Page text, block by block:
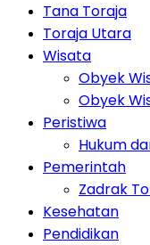
Tana Toraja
Toraja Utara
Wisata
Obyek
Obyek
Peristiwa
Hukum
Pemerintah
Zadrak
Kesehatan
Pendidikan